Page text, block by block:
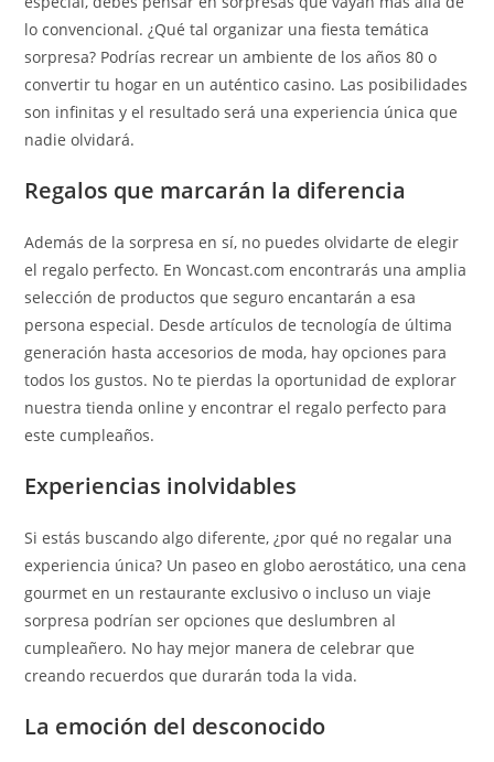
lo convencional. ¿Qué tal organizar una fiesta temática
sorpresa? Podrías recrear un ambiente de los años 80 o
convertir tu hogar en un auténtico casino. Las posibilidades
son infinitas y el resultado será una experiencia única que
nadie olvidará.
Regalos que marcarán la diferencia
Además de la sorpresa en sí, no puedes olvidarte de elegir
el regalo perfecto. En Woncast.com encontrarás una amplia
selección de productos que seguro encantarán a esa
persona especial. Desde artículos de tecnología de última
generación hasta accesorios de moda, hay opciones para
todos los gustos. No te pierdas la oportunidad de explorar
nuestra tienda online y encontrar el regalo perfecto para
este cumpleaños.
Experiencias inolvidables
Si estás buscando algo diferente, ¿por qué no regalar una
experiencia única? Un paseo en globo aerostático, una cena
gourmet en un restaurante exclusivo o incluso un viaje
sorpresa podrían ser opciones que deslumbren al
cumpleañero. No hay mejor manera de celebrar que
creando recuerdos que durarán toda la vida.
La emoción del desconocido